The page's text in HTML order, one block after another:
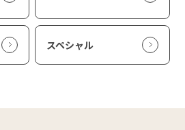
スペシャル